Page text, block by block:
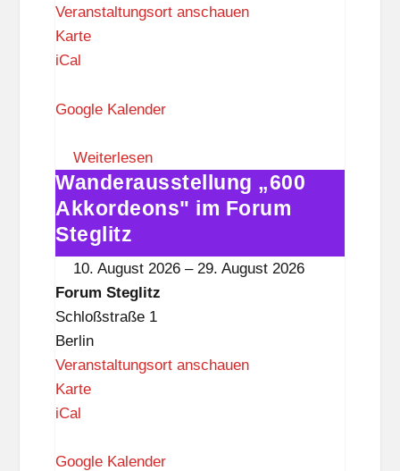
Veranstaltungsort anschauen
KarteF
u
S
t
e
g
l
i
t
z
iCal
Google Kalender
Weiterlesen
Wanderausstellung
„600
Akkordeons"
im
Forum
Steglitz
Wanderausstellung „600
Akkordeons" im Forum
Steglitz
10. August 2026 – 29. August 2026
Forum Steglitz
Schloßstraße 1
Berlin
Veranstaltungsort anschauen
KarteF
u
iCal
Google Kalender